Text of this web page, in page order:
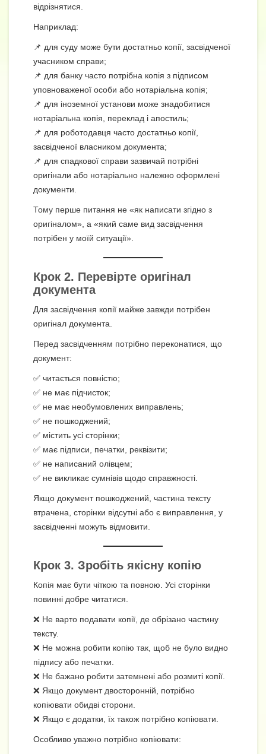
відрізнятися.
Наприклад:
📌 для суду може бути достатньо копії, засвідченої
учасником справи;
📌 для банку часто потрібна копія з підписом
уповноваженої особи або нотаріальна копія;
📌 для іноземної установи може знадобитися
нотаріальна копія, переклад і апостиль;
📌 для роботодавця часто достатньо копії,
засвідченої власником документа;
📌 для спадкової справи зазвичай потрібні
оригінали або нотаріально належно оформлені
документи.
Тому перше питання не «як написати згідно з
оригіналом», а «який саме вид засвідчення
потрібен у моїй ситуації».
Крок 2. Перевірте оригінал
документа
Для засвідчення копії майже завжди потрібен
оригінал документа.
Перед засвідченням потрібно переконатися, що
документ:
✅ читається повністю;
✅ не має підчисток;
✅ не має необумовлених виправлень;
✅ не пошкоджений;
✅ містить усі сторінки;
✅ має підписи, печатки, реквізити;
✅ не написаний олівцем;
✅ не викликає сумнівів щодо справжності.
Якщо документ пошкоджений, частина тексту
втрачена, сторінки відсутні або є виправлення, у
засвідченні можуть відмовити.
Крок 3. Зробіть якісну копію
Копія має бути чіткою та повною. Усі сторінки
повинні добре читатися.
❌ Не варто подавати копії, де обрізано частину
тексту.
❌ Не можна робити копію так, щоб не було видно
підпису або печатки.
❌ Не бажано робити затемнені або розмиті копії.
❌ Якщо документ двосторонній, потрібно
копіювати обидві сторони.
❌ Якщо є додатки, їх також потрібно копіювати.
Особливо уважно потрібно копіювати: